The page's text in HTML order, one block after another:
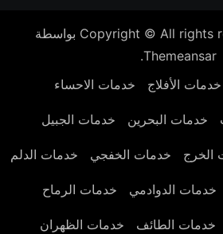
Copyright © All rights بواسطة
Themeansar
.
خدمات الأفلاج خدمات الاحساء
خدمات البحرين خدمات الجبيل
الخرج خدمات الخفجي خدمات الدلم
خدمات الدوادمي خدمات الرماح
خدمات الطائف خدمات الظهران